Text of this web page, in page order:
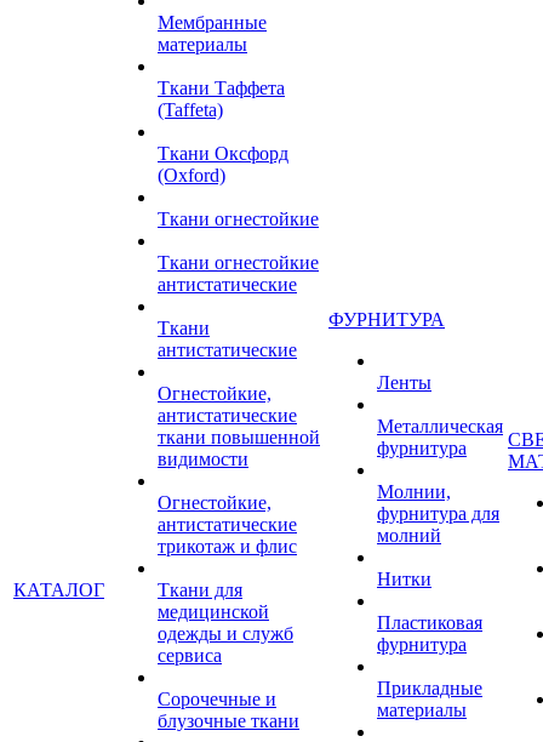
КАТАЛОГ
Мембранные
материалы
Ткани Таффета
(Taffeta)
Ткани Оксфорд
(Oxford)
Ткани огнестойкие
Ткани огнестойкие
антистатические
Ткани
антистатические
Огнестойкие,
антистатические
ткани повышенной
видимости
Огнестойкие,
антистатические
трикотаж и флис
Ткани для
медицинской
одежды и служб
сервиса
Сорочечные и
блузочные ткани
ФУРНИТУРА
Ленты
Металлическая
фурнитура
Молнии,
фурнитура для
молний
Нитки
Пластиковая
фурнитура
Прикладные
материалы